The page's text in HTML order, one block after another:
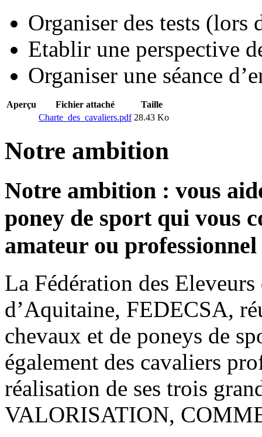
Organiser des tests (lors
Etablir une perspective
Organiser une séance
Aperçu Fichier attaché
Taille
Charte_des_cavaliers.pdf 28.43 Ko
Notre ambition
Notre ambition : vous
poney de sport qui vous
amateur ou professionnel
La Fédération des
d’Aquitaine, FEDECSA,
chevaux et de poneys de
également des cavaliers
réalisation de ses trois
VALORISATION,